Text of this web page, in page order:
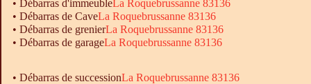
• Débarras d'immeubleLa Roquebrussanne 83136
• Débarras de CaveLa Roquebrussanne 83136
• Débarras de grenierLa Roquebrussanne 83136
• Débarras de garageLa Roquebrussanne 83136
• Débarras de successionLa Roquebrussanne 83136